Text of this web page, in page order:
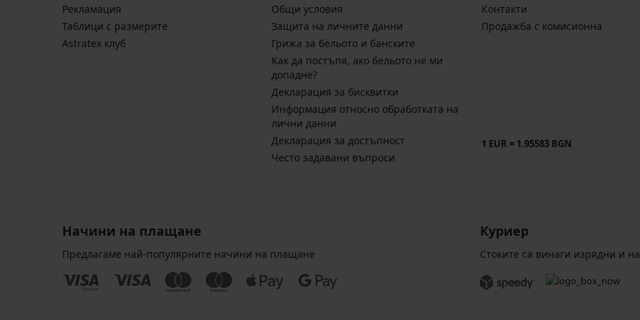
Pекламация
Таблици с размерите
Astratex клуб
Общи условия
Защита на личните данни
Грижа за бельото и банските
Kак да постъпя, ако бельото не ми
допадне?
Декларация за бисквитки
Информация относно обработката на
лични данни
Декларация за достъпност
Често задавани въпроси
Контакти
Продажба с комисионна
1 EUR = 1.95583 BGN
Начини на плащане
Предлагаме най-популярните начини на плащане
Куриер
Стоките са винаги изрядни и